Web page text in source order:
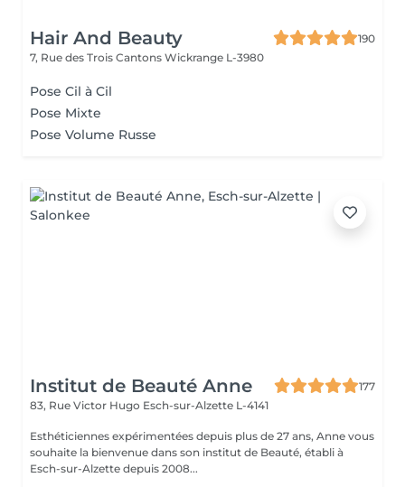
Hair And Beauty
190
7, Rue des Trois Cantons Wickrange L-3980
Pose Cil à Cil
Pose Mixte
Pose Volume Russe
Institut de Beauté Anne
177
83, Rue Victor Hugo Esch-sur-Alzette L-4141
Esthéticiennes expérimentées depuis plus de 27 ans, Anne vous
souhaite la bienvenue dans son institut de Beauté, établi à
Esch-sur-Alzette depuis 2008...